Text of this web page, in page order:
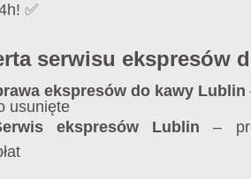
✅
serwisu ekspresów
ekspresów do kawy Lublin
usunięte
ekspresów Lublin –